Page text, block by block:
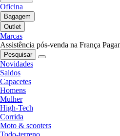
Oficina
Bagagem
Outlet
Marcas
Assistência pós-venda na França
Pesquisar
Novidades
Saldos
Capacetes
Homens
Mulher
High-Tech
Corrida
Moto & scooters